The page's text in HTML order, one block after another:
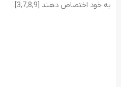
به خود اختصاص دهند [3,7,8,9].